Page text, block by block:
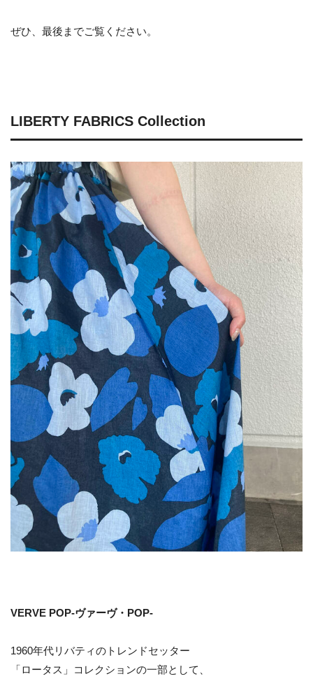
ぜひ、最後までご覧ください。
LIBERTY FABRICS Collection
VERVE POP-ヴァーヴ・POP-
1960年代リバティのトレンドセッター
「ロータス」コレクションの一部として、